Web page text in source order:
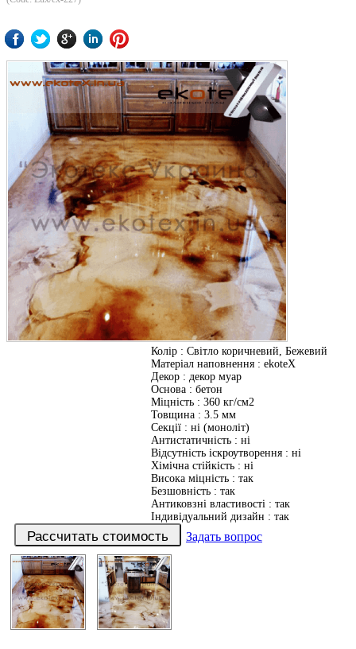
Колір : Світло коричневий, Бежевий
Матеріал наповнення : ekoteX
Декор : декор муар
Основа : бетон
Міцність : 360 кг/см2
Товщина : 3.5 мм
Секції : ні (моноліт)
Антистатичність : ні
Відсутність іскроутворення : ні
Хімічна стійкість : ні
Висока міцність : так
Безшовність : так
Антиковзні властивості : так
Індивідуальний дизайн : так
Задать вопрос